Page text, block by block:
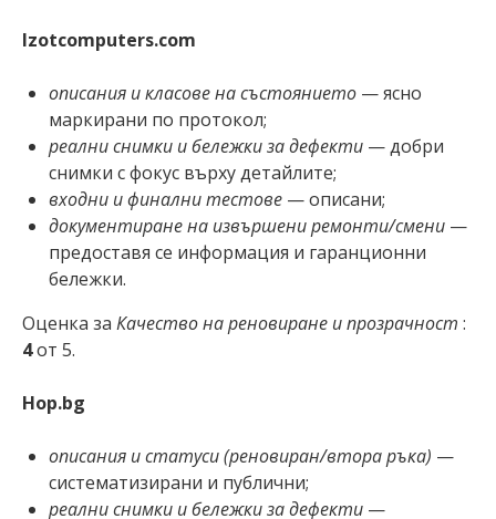
Izotcomputers.com
описания и класове на състоянието — ясно
маркирани по протокол;
реални снимки и бележки за дефекти — добри
снимки с фокус върху детайлите;
входни и финални тестове — описани;
документиране на извършени ремонти/смени —
предоставя се информация и гаранционни
бележки.
Оценка за Качество на реновиране и прозрачност :
4от 5.
Hop.bg
описания и статуси (реновиран/втора ръка) —
систематизирани и публични;
реални снимки и бележки за дефекти —